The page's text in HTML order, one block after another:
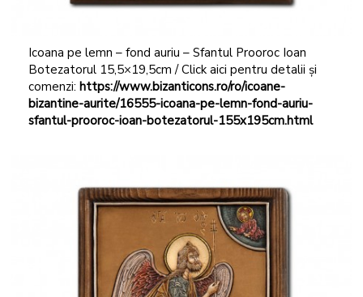
Icoana pe lemn – fond auriu – Sfantul Prooroc Ioan
Botezatorul 15,5×19,5cm / Click aici pentru detalii și
comenzi: https://www.bizanticons.ro/ro/icoane-
bizantine-aurite/16555-icoana-pe-lemn-fond-auriu-
sfantul-prooroc-ioan-botezatorul-155x195cm.html